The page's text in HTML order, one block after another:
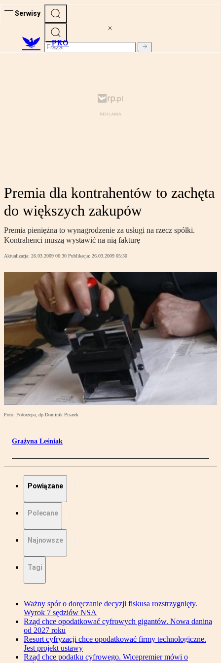
Serwisy
PRO
Premia dla kontrahentów to zachęta
do większych zakupów
Premia pieniężna to wynagrodzenie za usługi na rzecz spółki.
Kontrahenci muszą wystawić na nią fakturę
Aktualizacja: 26.03.2009 06:30 Publikacja: 26.03.2009 05:30
Foto: Fotorzepa, dp Dominik Pisarek
Grażyna Leśniak
Powiązane
Polecane
Najnowsze
Tagi
Ważny spór o doręczanie decyzji fiskusa rozstrzygnięty.
Wyrok 7 sędziów NSA
Rząd chce opodatkować cyfrowych gigantów. Nowa danina
od 2027 roku
Resort cyfryzacji chce opodatkować firmy technologiczne.
Jest projekt ustawy
Rząd chce podatku cyfrowego. Wicepremier mówi o